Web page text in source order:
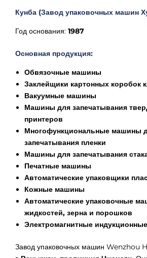
Кунба (Завод упаковочных машин
Год основания: 1987
Основная продукция:
Обвязочные машины
Заклейщики картонных коробок
Вакуумные машины
Машины для запечатывания
принтеров
Многофункциональные машины
запечатывания пленки
Машины для запечатывания
Печатные машины
Автоматические упаковщики
Кожные машины
Автоматические упаковочные
жидкостей, зерна и порошков
Электромагнитные
Завод упаковочных машин Wenzhou